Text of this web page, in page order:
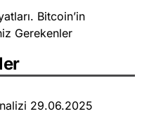
Bitcoin’in
Gerekenler
29.06.2025